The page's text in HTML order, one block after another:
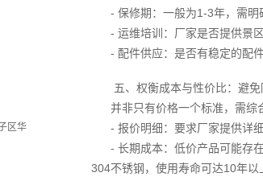
区华
- 保修期：一般为1-3年，需
- 运维培训：厂家是否提供景
- 配件供应：是否有稳定的配
五、权衡成本与性价比：避
并非只有价格一个标准，需综
- 报价明细：要求厂家提供详
- 长期成本：低价产品可能存
304不锈钢，使用寿命可达10年以